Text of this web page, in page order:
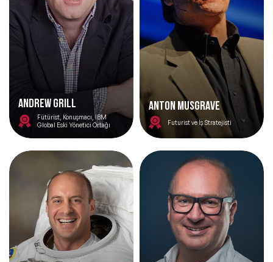
ANDREW GRILL
Fütürist, Konuşmacı, IBM
Global Eski Yönetici Ortağı
Anton Musgrave
Futurist ve İş Stratejisti